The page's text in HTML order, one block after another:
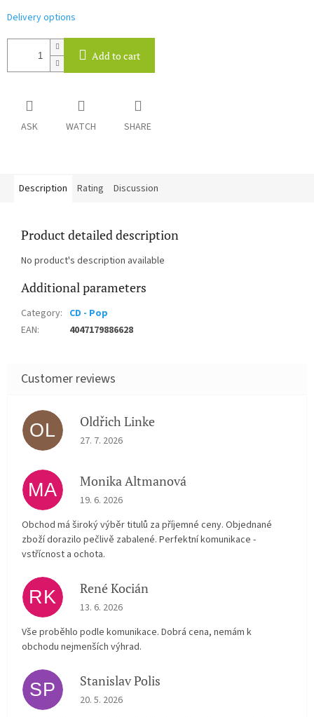
Delivery options
Add to cart
ASK WATCH SHARE
Description Rating Discussion
Product detailed description
No product's description available
Additional parameters
Category: CD - Pop
EAN: 4047179886628
OL Oldřich Linke
The store rating is 5 out of 5 stars.
27. 7. 2026
MA Monika Altmanová
The store rating is 5 out of 5 stars.
19. 6. 2026
Obchod má široký výběr titulů za příjemné ceny. Objednané
zboží dorazilo pečlivě zabalené. Perfektní komunikace -
vstřícnost a ochota.
RK René Kocián
The store rating is 5 out of 5 stars.
13. 6. 2026
Vše proběhlo podle komunikace. Dobrá cena, nemám k
obchodu nejmenších výhrad.
SP Stanislav Polis
The store rating is 2 out of 5 stars.
20. 5. 2026